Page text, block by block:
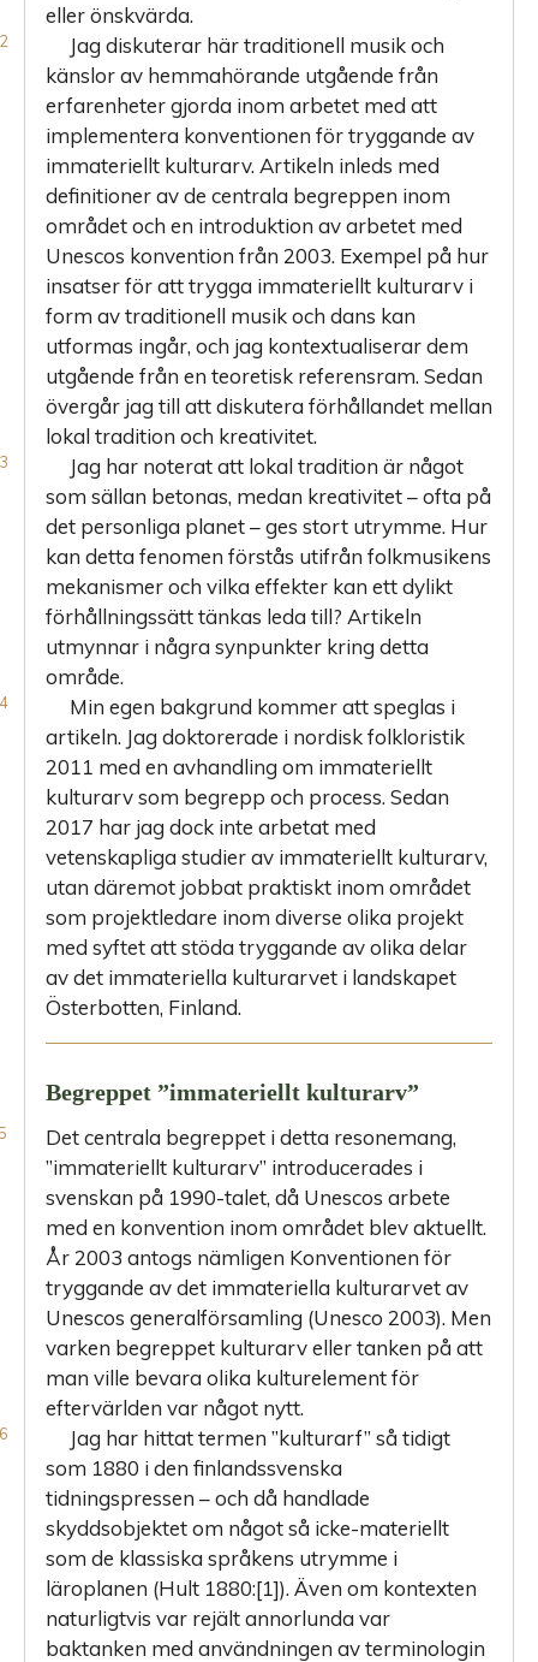
Att
systematisera
tryggande
Avslutning
Källor
litteratur
Källor
Litteratur
eller önskvärda.
Jag diskuterar här traditionell musik och
känslor av hemmahörande utgående från
erfarenheter gjorda inom arbetet med att
implementera konventionen för tryggande av
immateriellt kulturarv. Artikeln inleds med
definitioner av de centrala begreppen inom
området och en introduktion av arbetet med
Unescos konvention från 2003. Exempel på hur
insatser för att trygga immateriellt kulturarv i
form av traditionell musik och dans kan
utformas ingår, och jag kontextualiserar dem
utgående från en teoretisk referensram. Sedan
övergår jag till att diskutera förhållandet mellan
lokal tradition och kreativitet.
Jag har noterat att lokal tradition är något
som sällan betonas, medan kreativitet – ofta på
det personliga planet – ges stort utrymme. Hur
kan detta fenomen förstås utifrån folkmusikens
mekanismer och vilka effekter kan ett dylikt
förhållningssätt tänkas leda till? Artikeln
utmynnar i några synpunkter kring detta
område.
Min egen bakgrund kommer att speglas i
artikeln. Jag doktorerade i nordisk folkloristik
2011 med en avhandling om immateriellt
kulturarv som begrepp och process. Sedan
2017 har jag dock inte arbetat med
vetenskapliga studier av immateriellt kulturarv,
utan däremot jobbat praktiskt inom området
som projektledare inom diverse olika projekt
med syftet att stöda tryggande av olika delar
av det immateriella kulturarvet i landskapet
Österbotten, Finland.
Begreppet ”immateriellt kulturarv”
Det centrala begreppet i detta resonemang,
”immateriellt kulturarv” introducerades i
svenskan på 1990-talet, då Unescos arbete
med en konvention inom området blev aktuellt.
År 2003 antogs nämligen Konventionen för
tryggande av det immateriella kulturarvet av
Unescos generalförsamling (Unesco 2003). Men
varken begreppet kulturarv eller tanken på att
man ville bevara olika kulturelement för
eftervärlden var något nytt.
Jag har hittat termen ”kulturarf” så tidigt
som 1880 i den finlandssvenska
tidningspressen – och då handlade
skyddsobjektet om något så icke-materiellt
som de klassiska språkens utrymme i
läroplanen (Hult 1880:[1]). Även om kontexten
naturligtvis var rejält annorlunda var
baktanken med användningen av terminologin